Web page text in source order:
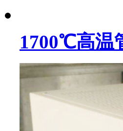
1700℃高温